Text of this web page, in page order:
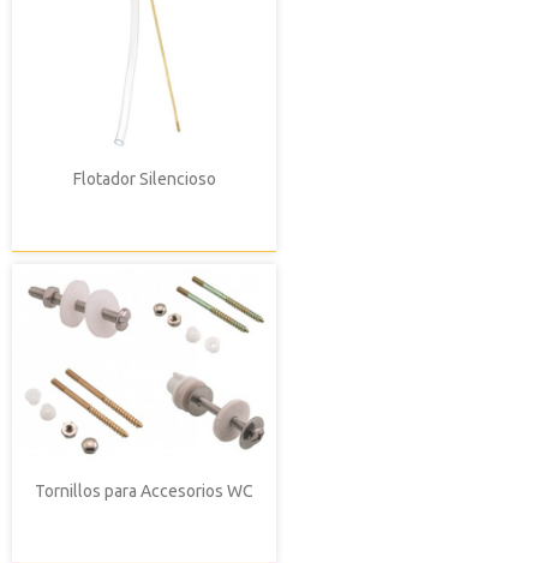
Flotador Silencioso
Tornillos para Accesorios WC